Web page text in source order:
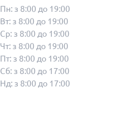
Пн: з 8:00 до 19:00
Вт: з 8:00 до 19:00
Ср: з 8:00 до 19:00
Чт: з 8:00 до 19:00
Пт: з 8:00 до 19:00
Сб: з 8:00 до 17:00
Нд: з 8:00 до 17:00